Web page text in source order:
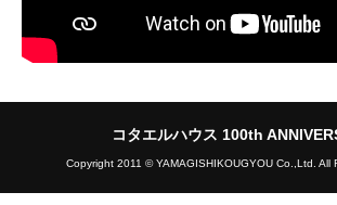
コタエルハウス 100th
Copyright 2011 © YAMAGISHIKOUGYOU Co.,Ltd. All